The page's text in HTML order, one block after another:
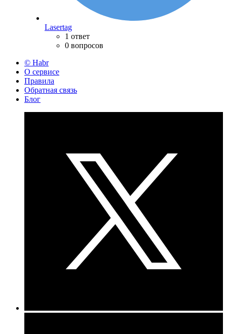
Lasertag
1 ответ
0 вопросов
© Habr
О сервисе
Правила
Обратная связь
Блог